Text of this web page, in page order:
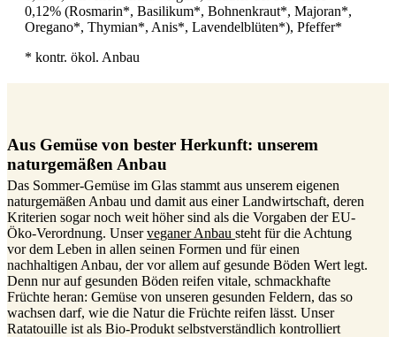
0,12% (Rosmarin*, Basilikum*, Bohnenkraut*, Majoran*,
Oregano*, Thymian*, Anis*, Lavendelblüten*), Pfeffer*
* kontr. ökol. Anbau
Aus Gemüse von bester Herkunft: unserem
naturgemäßen Anbau
Das Sommer-Gemüse im Glas stammt aus unserem eigenen
naturgemäßen Anbau und damit aus einer Landwirtschaft, deren
Kriterien sogar noch weit höher sind als die Vorgaben der EU-
Öko-Verordnung. Unserveganer Anbau steht für die Achtung
vor dem Leben in allen seinen Formen und für einen
nachhaltigen Anbau, der vor allem auf gesunde Böden Wert legt.
Denn nur auf gesunden Böden reifen vitale, schmackhafte
Früchte heran: Gemüse von unseren gesunden Feldern, das so
wachsen darf, wie die Natur die Früchte reifen lässt. Unser
Ratatouille ist als Bio-Produkt selbstverständlich kontrolliert